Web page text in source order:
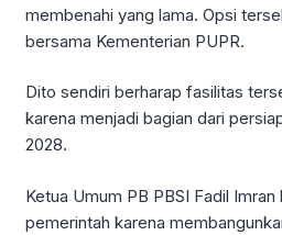
membenahi yang lama. Opsi
bersama Kementerian PUPR.
Dito sendiri berharap fasilitas
karena menjadi bagian dari
2028.
Ketua Umum PB PBSI Fadil
pemerintah karena